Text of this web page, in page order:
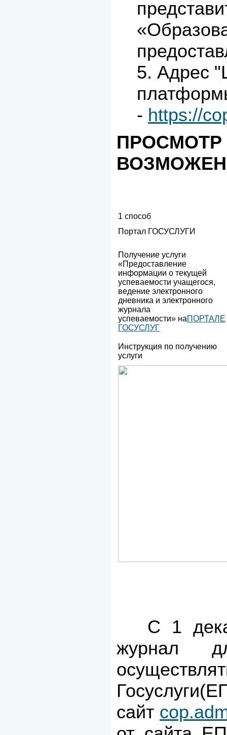
5. Адрес
- https://
ПРОСМОТР
​1 способ
Портал ГОСУСЛУГИ
​Получение услуги
«Предоставление
информации о текущей
успеваемости учащегося,
ведение электронного
дневника и электронного
журнала
успеваемости» наПОРТАЛЕ
ГОСУСЛУГ
​​​Инструкция по получению
услуги​
С 1
журнал
сайт